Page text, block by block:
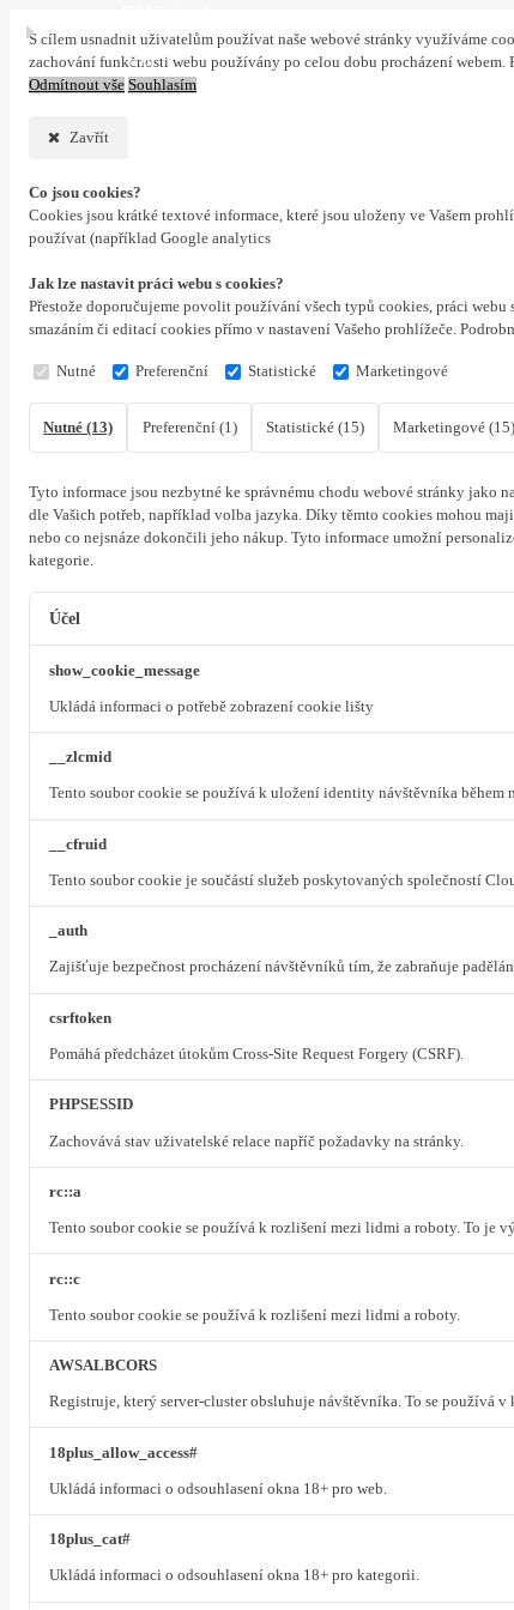
S cílem usnadnit uživatelům používat naše webové stránky využíváme
zachování funkčnosti webu používány po celou dobu procházení webem.
Odmítnout vše Souhlasím
Zavřít
Co jsou cookies?
Cookies jsou krátké textové informace, které jsou uloženy ve Vašem
používat (například Google analytics
Jak lze nastavit práci webu s cookies?
Přestože doporučujeme povolit používání všech typů cookies, práci
smazáním či editací cookies přímo v nastavení Vašeho prohlížeče.
Nutné Preferenční Statistické Marketingové
Nutné (13) Preferenční (1) Statistické (15) Marketingové (15)
Tyto informace jsou nezbytné ke správnému chodu webové stránky
dle Vašich potřeb, například volba jazyka. Díky těmto cookies mohou
nebo co nejsnáze dokončili jeho nákup. Tyto informace umožní
kategorie.
Účel
show_cookie_message
Ukládá informaci o potřebě zobrazení cookie lišty
__zlcmid
Tento soubor cookie se používá k uložení identity návštěvníka
__cfruid
Tento soubor cookie je součástí služeb poskytovaných společností
_auth
Zajišťuje bezpečnost procházení návštěvníků tím, že zabraňuje
csrftoken
Pomáhá předcházet útokům Cross-Site Request Forgery (CSRF).
PHPSESSID
Zachovává stav uživatelské relace napříč požadavky na stránky.
rc::a
Tento soubor cookie se používá k rozlišení mezi lidmi a roboty. To je
rc::c
Tento soubor cookie se používá k rozlišení mezi lidmi a roboty.
AWSALBCORS
Registruje, který server-cluster obsluhuje návštěvníka. To se používá
18plus_allow_access#
Ukládá informaci o odsouhlasení okna 18+ pro web.
18plus_cat#
Ukládá informaci o odsouhlasení okna 18+ pro kategorii.
0 ks